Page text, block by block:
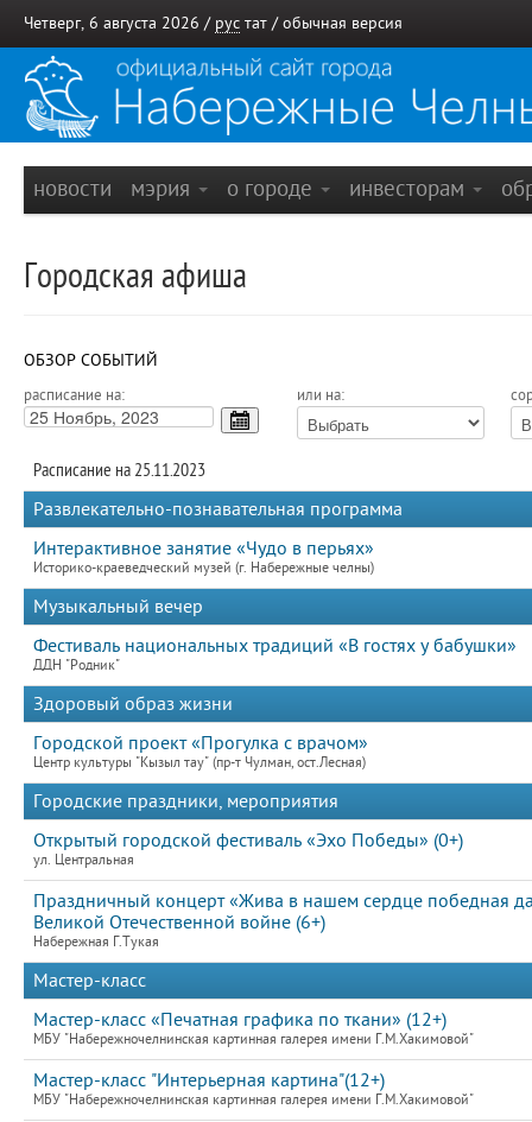
Четверг, 6 августа 2026 / рус тат / обычная версия
новости мэрия о городе инвесторам
Городская афиша
ОБЗОР СОБЫТИЙ
расписание на: или на:
Расписание на 25.11.2023
Развлекательно-познавательная программа
Интерактивное занятие «Чудо в перьях»
Историко-краеведческий музей (г. Набережные челны)
Музыкальный вечер
Фестиваль национальных традиций «В гостях у бабушки»
ДДН "Родник"
Здоровый образ жизни
Городской проект «Прогулка с врачом»
Центр культуры "Кызыл тау" (пр-т Чулман, ост.Лесная)
Городские праздники, мероприятия
Открытый городской фестиваль «Эхо Победы» (0+)
ул. Центральная
Праздничный концерт «Жива в нашем сердце победная
Великой Отечественной войне (6+)
Набережная Г.Тукая
Мастер-класс
Мастер-класс «Печатная графика по ткани» (12+)
МБУ "Набережночелнинская картинная галерея имени Г.М.Хакимовой"
Мастер-класс "Интерьерная картина"(12+)
МБУ "Набережночелнинская картинная галерея имени Г.М.Хакимовой"